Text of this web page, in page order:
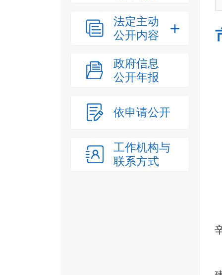
法定主动
公开内容
政府信息
公开年报
依申请公开
工作机构与
联系方式